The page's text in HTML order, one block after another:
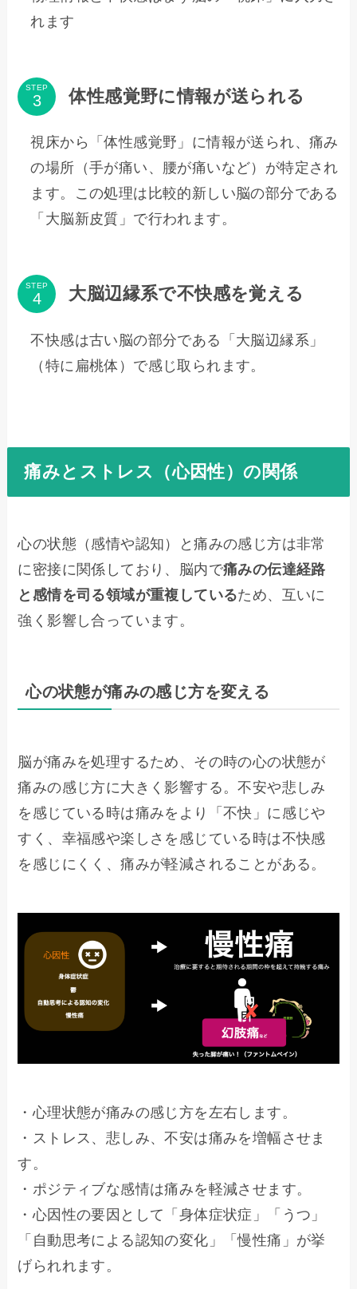
れます
STEP 体性感覚野に情報が送られる
視床から「体性感覚野」に情報が送られ、痛み
の場所（手が痛い、腰が痛いなど）が特定され
ます。この処理は比較的新しい脳の部分である
「大脳新皮質」で行われます。
STEP 大脳辺縁系で不快感を覚える
不快感は古い脳の部分である「大脳辺縁系」
（特に扁桃体）で感じ取られます。
痛みとストレス（心因性）の関係
心の状態（感情や認知）と痛みの感じ方は非常
に密接に関係しており、脳内で痛みの伝達経路
と感情を司る領域が重複しているため、互いに
強く影響し合っています。
心の状態が痛みの感じ方を変える
脳が痛みを処理するため、その時の心の状態が
痛みの感じ方に大きく影響する。不安や悲しみ
を感じている時は痛みをより「不快」に感じや
すく、幸福感や楽しさを感じている時は不快感
を感じにくく、痛みが軽減されることがある。
・心理状態が痛みの感じ方を左右します。
・ストレス、悲しみ、不安は痛みを増幅させま
す。
・ポジティブな感情は痛みを軽減させます。
・心因性の要因として「身体症状症」「うつ」
「自動思考による認知の変化」「慢性痛」が挙
げられれます。